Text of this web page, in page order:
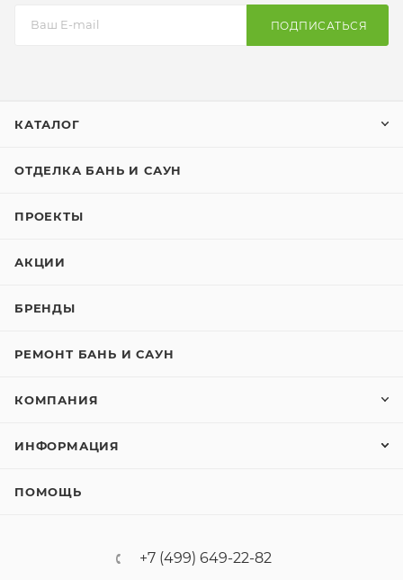
ПОДПИСАТЬСЯ
КАТАЛОГ
ОТДЕЛКА БАНЬ И САУН
ПРОЕКТЫ
АКЦИИ
БРЕНДЫ
РЕМОНТ БАНЬ И САУН
КОМПАНИЯ
ИНФОРМАЦИЯ
ПОМОЩЬ
+7 (499) 649-22-82